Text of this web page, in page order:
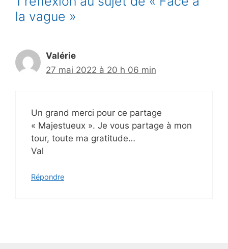
la vague »
Valérie
27 mai 2022 à 20 h 06 min
Un grand merci pour ce partage
« Majestueux ». Je vous partage à mon
tour, toute ma gratitude…
Val
Répondre